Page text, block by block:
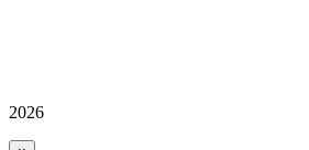
2026